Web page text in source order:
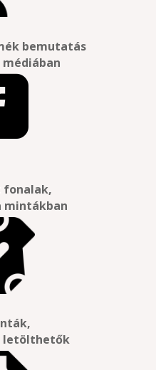
bemutatás
médiában
fonalak,
mintákban
letölthetők